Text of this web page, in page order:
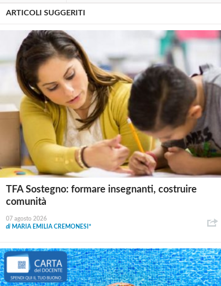
ARTICOLI SUGGERITI
TFA Sostegno: formare insegnanti, costruire
comunità
07 agosto 2026
di MARIA EMILIA CREMONESI*